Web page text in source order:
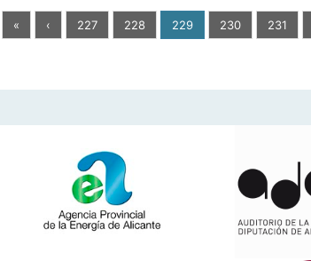
« ‹ 227 228 229 230 231